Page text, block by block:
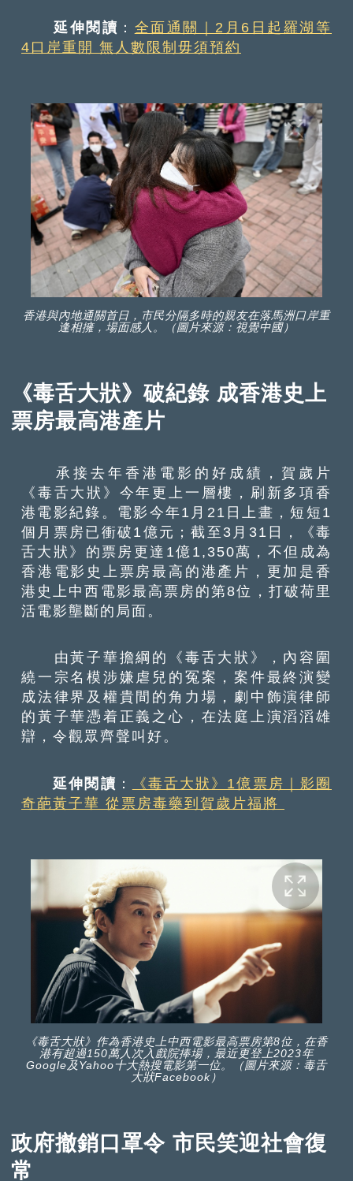
延伸閱讀 ： 全面通關｜2月6日起羅湖等
4口岸重開 無人數限制毋須預約
香港與內地通關首日，市民分隔多時的親友在落馬洲口岸重
逢相擁，場面感人。（圖片來源：視覺中國）
《毒舌大狀》破紀錄 成香港史上
票房最高港產片
承接去年香港電影的好成績，賀歲片
《毒舌大狀》今年更上一層樓，刷新多項香
港電影紀錄。電影今年1月21日上畫，短短1
個月票房已衝破1億元；截至3月31日，《毒
舌大狀》的票房更達1億1,350萬，不但成為
香港電影史上票房最高的港產片，更加是香
港史上中西電影最高票房的第8位，打破荷里
活電影壟斷的局面。
由黃子華擔綱的《毒舌大狀》，內容圍
繞一宗名模涉嫌虐兒的冤案，案件最終演變
成法律界及權貴間的角力場，劇中飾演律師
的黃子華憑着正義之心，在法庭上演滔滔雄
辯，令觀眾齊聲叫好。
延伸閱讀 ：
《毒舌大狀》1億票房｜影圈
奇葩黃子華 從票房毒藥到賀歲片福將
《毒舌大狀》作為香港史上中西電影最高票房第8位，在香
港有超過150萬人次入戲院捧場，最近更登上2023年
Google及Yahoo十大熱搜電影第一位。（圖片來源：毒舌
大狀Facebook）
政府撤銷口罩令 市民笑迎社會復
常